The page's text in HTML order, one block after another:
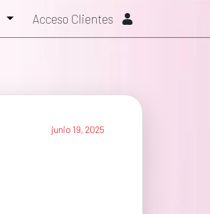
Acceso Clientes
junio 19, 2025